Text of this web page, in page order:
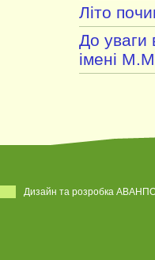
Літо
До уваги
імені
Дизайн та розробка